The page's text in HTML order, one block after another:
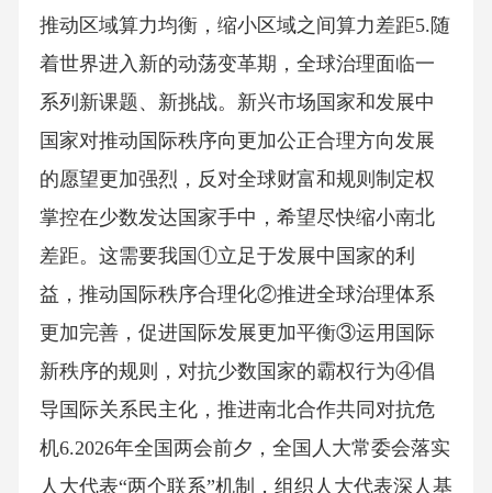
推动区域算力均衡，缩小区域之间算力差距5.随
着世界进入新的动荡变革期，全球治理面临一
系列新课题、新挑战。新兴市场国家和发展中
国家对推动国际秩序向更加公正合理方向发展
的愿望更加强烈，反对全球财富和规则制定权
掌控在少数发达国家手中，希望尽快缩小南北
差距。这需要我国①立足于发展中国家的利
益，推动国际秩序合理化②推进全球治理体系
更加完善，促进国际发展更加平衡③运用国际
新秩序的规则，对抗少数国家的霸权行为④倡
导国际关系民主化，推进南北合作共同对抗危
机6.2026年全国两会前夕，全国人大常委会落实
人大代表“两个联系”机制，组织人大代表深人基